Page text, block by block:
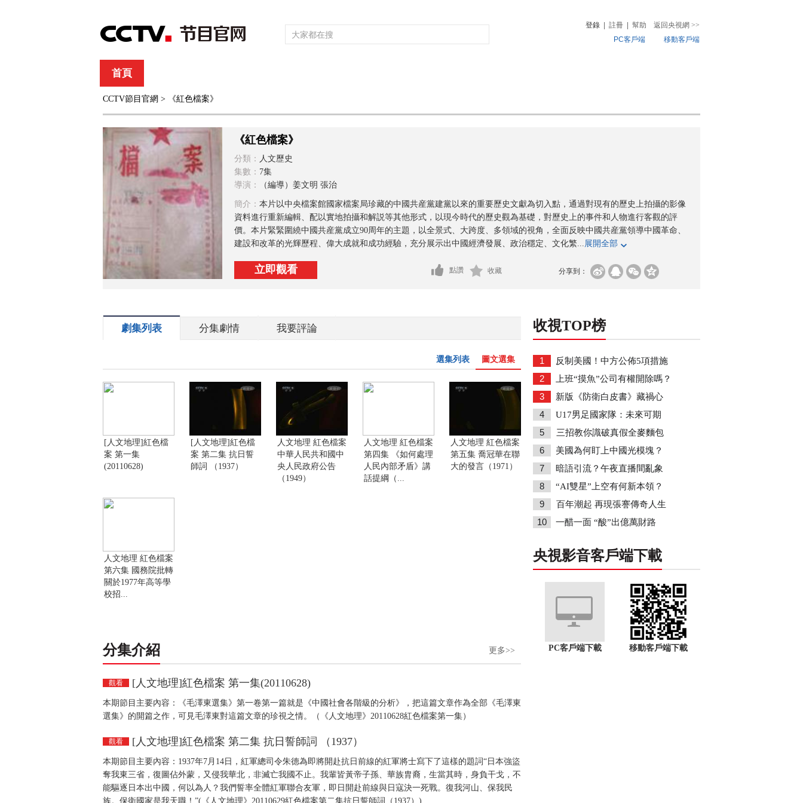
登錄 註冊 幫助 返回央視網 >>
PC客戶端
移動客戶端
首頁
綜合 新聞 財經 綜藝 中文國際
CCTV節目官網 > 《紅色檔案》
《紅色檔案》
分類： 人文歷史
集數： 7集
導演：
（編導）姜文明 張治
簡介： 本片以中央檔案館國家檔案局珍藏的中國共産黨建黨以來的重要歷史文獻為切入點，通過對現有的歷史上拍攝的影像
資料進行重新編輯、配以實地拍攝和解説等其他形式，以現今時代的歷史觀為基礎，對歷史上的事件和人物進行客觀的評
價。本片緊緊圍繞中國共産黨成立90周年的主題，以全景式、大跨度、多領域的視角，全面反映中國共産黨領導中國革命、
建設和改革的光輝歷程、偉大成就和成功經驗，充分展示出中國經濟發展、政治穩定、文化繁...展開全部
立即觀看 分享到：
點讚 收藏
劇集列表 分集劇情 我要評論
圖文選集
選集列表
[人文地理]紅色檔
案 第一集
(20110628)
[人文地理]紅色檔
案 第二集 抗日誓
師詞 （1937）
人文地理 紅色檔案
中華人民共和國中
央人民政府公告
（1949）
人文地理 紅色檔案
第四集 《如何處理
人民內部矛盾》講
話提綱（...
人文地理 紅色檔案
第五集 喬冠華在聯
大的發言（1971）
人文地理 紅色檔案
第六集 國務院批轉
關於1977年高等學
校招...
分集介紹 更多>>
觀看 [人文地理]紅色檔案 第一集(20110628)
本期節目主要內容：《毛澤東選集》第一卷第一篇就是《中國社會各階級的分析》，把這篇文章作為全部《毛澤東
選集》的開篇之作，可見毛澤東對這篇文章的珍視之情。（《人文地理》20110628紅色檔案第一集）
觀看 [人文地理]紅色檔案 第二集 抗日誓師詞 （1937）
本期節目主要內容：1937年7月14日，紅軍總司令朱德為即將開赴抗日前線的紅軍將士寫下了這樣的題詞“日本強盜
奪我東三省，復圖佔外蒙，又侵我華北，非滅亡我國不止。我輩皆黃帝子孫、華族胄裔，生當其時，身負干戈，不
能驅逐日本出中國，何以為人？我們誓率全體紅軍聯合友軍，即日開赴前線與日寇決一死戰。復我河山、保我民
族。保衛國家是我天職！”(《人文地理》20110629紅色檔案第二集抗日誓師詞（1937）)
收視TOP榜
1 反制美國！中方公佈5項措施
2 上班“摸魚”公司有權開除嗎？
3 新版《防衛白皮書》藏禍心
4 U17男足國家隊：未來可期
5 三招教你識破真假全麥麵包
6 美國為何盯上中國光模塊？
7 暗語引流？午夜直播間亂象
8 “AI雙星”上空有何新本領？
9 百年潮起 再現張謇傳奇人生
10 一醋一面 “酸”出億萬財路
央視影音客戶端下載
PC客戶端下載 移動客戶端下載